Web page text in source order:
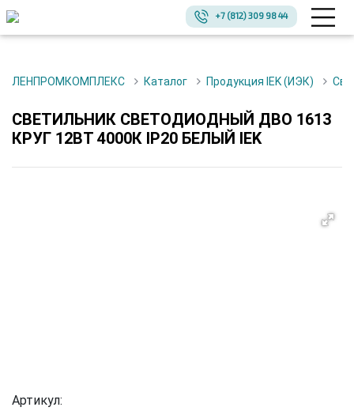
+7 (812) 309 98 44
ЛЕНПРОМКОМПЛЕКС Каталог Продукция IEK (ИЭК)
СВЕТИЛЬНИК СВЕТОДИОДНЫЙ ДВО 1613
КРУГ 12ВТ 4000К IP20 БЕЛЫЙ IEK
Артикул: